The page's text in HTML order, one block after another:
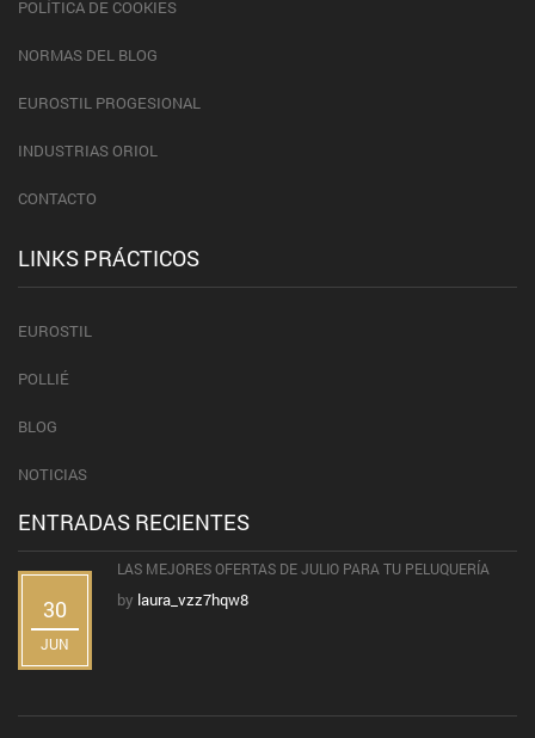
POLÍTICA DE COOKIES
NORMAS DEL BLOG
EUROSTIL PROGESIONAL
INDUSTRIAS ORIOL
CONTACTO
LINKS PRÁCTICOS
EUROSTIL
POLLIÉ
BLOG
NOTICIAS
ENTRADAS RECIENTES
30
JUN
LAS MEJORES OFERTAS DE JULIO PARA TU PELUQUERÍA
by laura_vzz7hqw8